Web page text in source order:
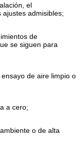
el
admisibles;
de
se siguen para
de aire limpio o
a cero;
o de alta